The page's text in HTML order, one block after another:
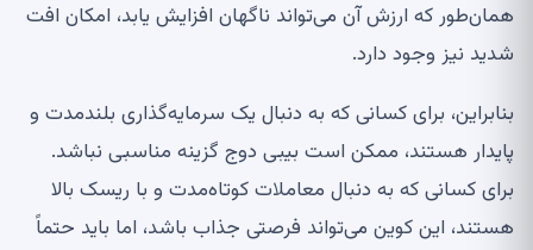
همان‌طور که ارزش آن می‌تواند ناگهان افزایش یابد، امکان افت
شدید نیز وجود دارد.
بنابراین، برای کسانی که به دنبال یک سرمایه‌گذاری بلندمدت و
پایدار هستند، ممکن است بیبی دوج گزینه مناسبی نباشد.
برای کسانی که به دنبال معاملات کوتاه‌مدت و با ریسک بالا
هستند، این کوین می‌تواند فرصتی جذاب باشد، اما باید حتماً